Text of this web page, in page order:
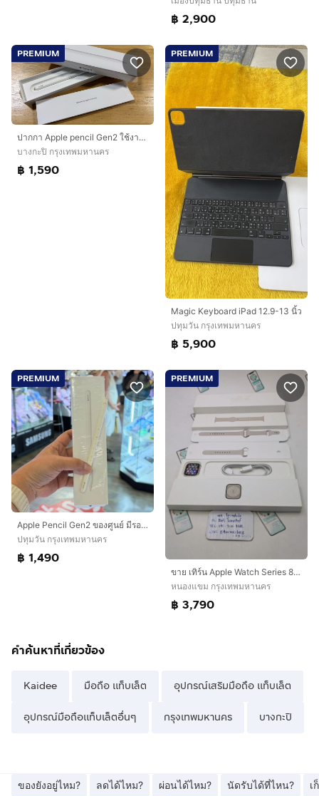
฿ 2,900
PREMIUM
ปากกา Apple pencil Gen2 ใช้งานดีปกติ
บางกะปิ กรุงเทพมหานคร
฿ 1,590
PREMIUM
Magic Keyboard iPad 12.9-13 นิ้ว
ปทุมวัน กรุงเทพมหานคร
฿ 5,900
PREMIUM
Apple Pencil Gen2 ของศูนย์ มีรอยใช้งาน ใช้งานดีเยี่ยม ครบยกกล่อง🔥🔥
ปทุมวัน กรุงเทพมหานคร
฿ 1,490
PREMIUM
ขาย เทิร์น Apple Watch Series 8 45 mm Gps Starlight Sport Band ศูนย์ไทย อุปกรณ์ครบยกกล่อง สุขภาพแบต 77 เพียง 3,790 บาท ครับ
หนองแขม กรุงเทพมหานคร
฿ 3,790
คำค้นหาที่เกี่ยวข้อง
Kaidee มือถือ แท็บเล็ต อุปกรณ์เสริมมือถือ แท็บเล็ต
อุปกรณ์มือถือแท็บเล็ตอื่นๆ กรุงเทพมหานคร บางกะปิ
ของยังอยู่ไหม? ลดได้ไหม? ผ่อนได้ไหม? นัดรับได้ที่ไหน? เ